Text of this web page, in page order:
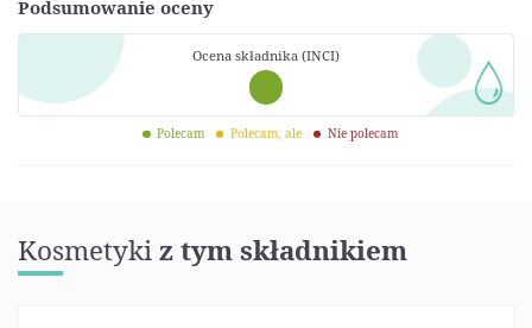
Podsumowanie oceny
Ocena składnika (INCI)
Polecam Polecam, ale Nie polecam
Kosmetykiz tym składnikiem